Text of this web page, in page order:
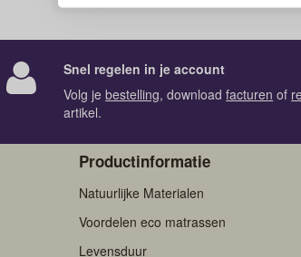
Snel regelen in je account
Volg jebestelling, downloadfacturen of
artikel.
Productinformatie
Natuurlijke Materialen
Voordelen eco matrassen
Levensduur